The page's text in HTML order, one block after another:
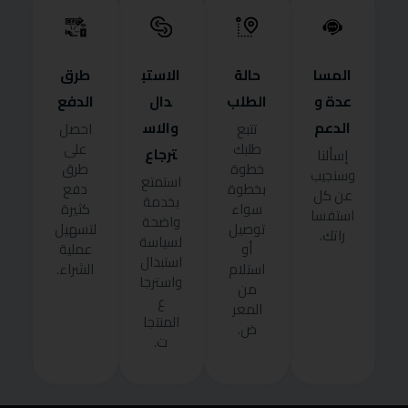
المسا
عدة و
الدعم
إسألنا
وسنجيب
عن كل
استفسا
راتك.
حالة
الطلب
تتبع
طلبك
خطوة
بخطوة
سواء
توصيل
أو
استلام
من
المعر
ض.
الاستب
دال
والاس
ترجاع
استمتع
بخدمة
واضحة
لسياسة
استبدال
واسترجا
ع
المنتجا
ت.
طرق
الدفع
احصل
على
طرق
دفع
كثيرة
لتسهيل
عملية
الشراء.